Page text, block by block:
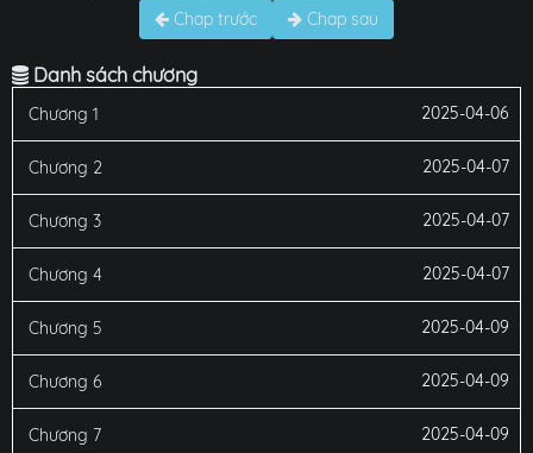
Chap trước Chap sau
Danh sách chương
Chương 1 2025-04-06
Chương 2 2025-04-07
Chương 3 2025-04-07
Chương 4 2025-04-07
Chương 5 2025-04-09
Chương 6 2025-04-09
Chương 7 2025-04-09